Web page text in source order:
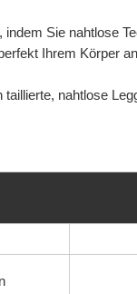
indem Sie nahtlose
Ihrem Körper an
nahtlose